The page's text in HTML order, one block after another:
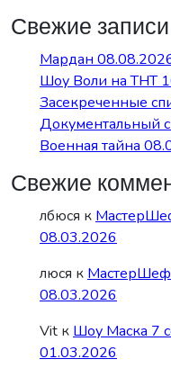
Свежие записи
Мардан
Шоу Воли на ТНТ
Засекреченные
Документальный
Военная тайна
Свежие
лбюся к
08.03.2026
люся к МастерШеф
08.03.2026
Vit к Шоу Маска 7
01.03.2026